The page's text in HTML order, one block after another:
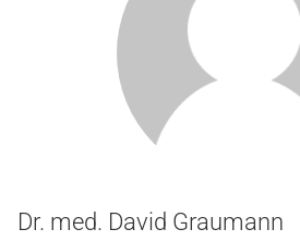
Dr. med. David Graumann